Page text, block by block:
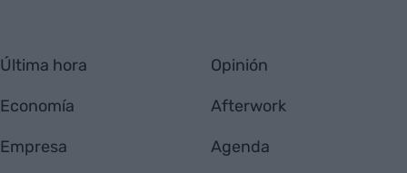
Última hora
Economía
Empresa
Opinión
Afterwork
Agenda